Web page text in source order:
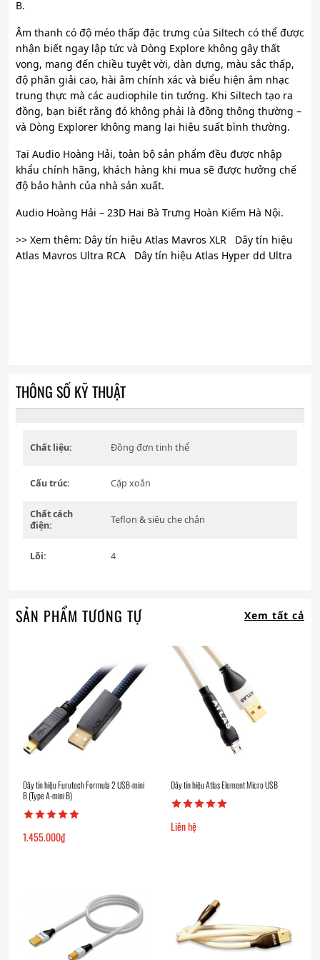
B.
Âm thanh có độ méo thấp đặc trưng của Siltech có thể được
nhận biết ngay lập tức và Dòng Explore không gây thất
vọng, mang đến chiều tuyệt vời, dàn dựng, màu sắc thấp,
độ phân giải cao, hài âm chính xác và biểu hiện âm nhạc
trung thực mà các audiophile tin tưởng. Khi Siltech tạo ra
đồng, bạn biết rằng đó không phải là đồng thông thường –
và Dòng Explorer không mang lại hiệu suất bình thường.
Tại Audio Hoàng Hải, toàn bộ sản phẩm đều được nhập
khẩu chính hãng, khách hàng khi mua sẽ được hưởng chế
độ bảo hành của nhà sản xuất.
Audio Hoàng Hải – 23D Hai Bà Trưng Hoàn Kiếm Hà Nội.
>> Xem thêm: Dây tín hiệu Atlas Mavros XLR Dây tín hiệu
Atlas Mavros Ultra RCA Dây tín hiệu Atlas Hyper dd Ultra
THÔNG SỐ KỸ THUẬT
Chất liệu: Đồng đơn tinh thể
Cấu trúc: Cặp xoắn
Chất cách
điện:
Teflon & siêu che chắn
Lõi: 4
SẢN PHẨM TƯƠNG TỰ Xem tất cả
Dây tín hiệu Furutech Formula 2 USB-mini
B (Type A-mini B)
1.455.000₫
Dây tín hiệu Atlas Element Micro USB
Liên hệ